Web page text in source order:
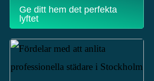
Ge ditt hem det perfekta
lyftet